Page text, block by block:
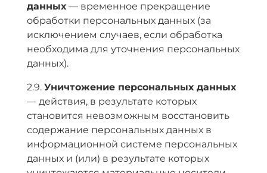
данных— временное прекращение
обработки персональных данных (за
исключением случаев, если обработка
необходима для уточнения персональных
данных).
2.9. Уничтожение персональных данных
— действия, в результате которых
становится невозможным восстановить
содержание персональных данных в
информационной системе персональных
данных и (или) в результате которых